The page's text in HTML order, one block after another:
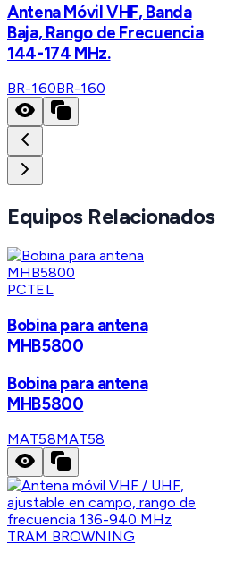
Antena Móvil VHF, Banda
Baja, Rango de Frecuencia
144-174 MHz.
BR-160BR-160
Equipos Relacionados
PCTEL
Bobina para antena
MHB5800
Bobina para antena
MHB5800
MAT58MAT58
TRAM BROWNING